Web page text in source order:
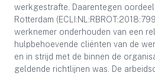
werkgestrafte. Daarentegen
Rotterdam
werknemer onderhouden van een
hulpbehoevende cliënten van de
en in strijd met de binnen de
geldende richtlijnen was. De